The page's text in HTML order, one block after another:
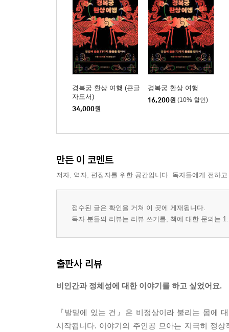
경복궁 환상 여행 (큰글
자도서)
34,000원
경복궁 환상 여행
16,200원 (10% 할인)
만든 이 코멘트
저자, 역자, 편집자를 위한 공간입니다. 독자들에게 전하
접수된 글은 확인을 거쳐 이 곳에 게재됩니다.
독자 분들의 리뷰는 리뷰 쓰기를, 책에 대한 문의는
출판사 리뷰
비인간과 정체성에 대한 이야기를 하고 싶었어요.
『발밑에 있는 건』은 비정상이라 불리는 몸에
시작됩니다. 이야기의 주인공 므아는 지극히 정